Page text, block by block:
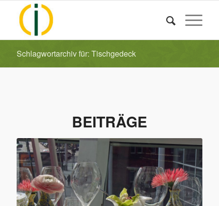
Schlagwortarchiv für: Tischgedeck
BEITRÄGE